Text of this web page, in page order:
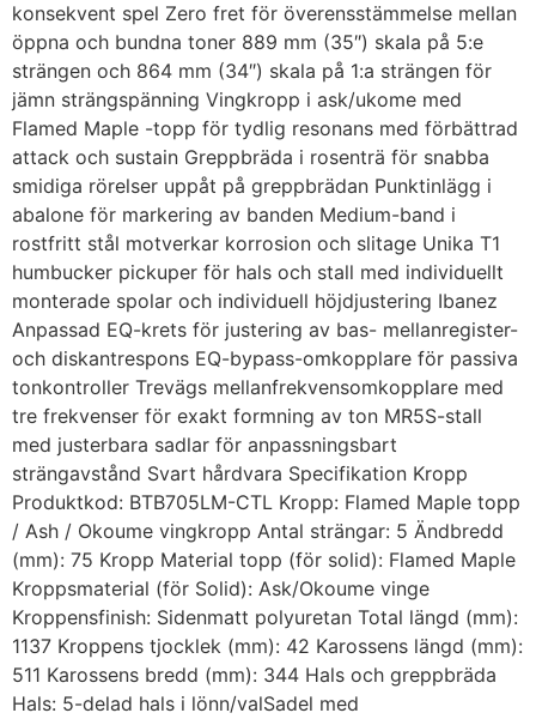
konsekvent spel Zero fret för överensstämmelse mellan
öppna och bundna toner 889 mm (35″) skala på 5:e
strängen och 864 mm (34″) skala på 1:a strängen för
jämn strängspänning Vingkropp i ask/ukome med
Flamed Maple -topp för tydlig resonans med förbättrad
attack och sustain Greppbräda i rosenträ för snabba
smidiga rörelser uppåt på greppbrädan Punktinlägg i
abalone för markering av banden Medium-band i
rostfritt stål motverkar korrosion och slitage Unika T1
humbucker pickuper för hals och stall med individuellt
monterade spolar och individuell höjdjustering Ibanez
Anpassad EQ-krets för justering av bas- mellanregister-
och diskantrespons EQ-bypass-omkopplare för passiva
tonkontroller Trevägs mellanfrekvensomkopplare med
tre frekvenser för exakt formning av ton MR5S-stall
med justerbara sadlar för anpassningsbart
strängavstånd Svart hårdvara Specifikation Kropp
Produktkod: BTB705LM-CTL Kropp: Flamed Maple topp
/ Ash / Okoume vingkropp Antal strängar: 5 Ändbredd
(mm): 75 Kropp Material topp (för solid): Flamed Maple
Kroppsmaterial (för Solid): Ask/Okoume vinge
Kroppensfinish: Sidenmatt polyuretan Total längd (mm):
1137 Kroppens tjocklek (mm): 42 Karossens längd (mm):
511 Karossens bredd (mm): 344 Hals och greppbräda
Hals: 5-delad hals i lönn/valSadel med